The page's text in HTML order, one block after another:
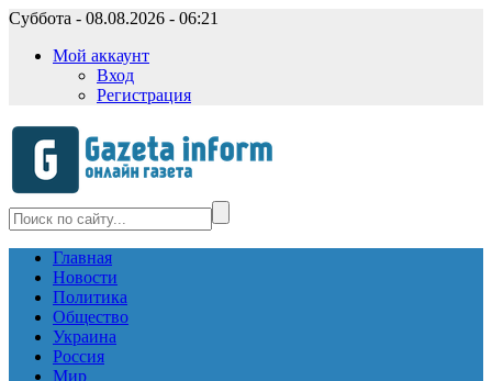
Суббота - 08.08.2026 - 06:21
Мой аккаунт
Вход
Регистрация
Главная
Новости
Политика
Общество
Украина
Россия
Мир